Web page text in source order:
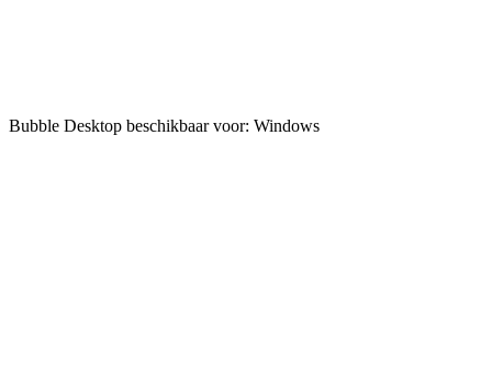
Bubble Desktop beschikbaar voor: Windows